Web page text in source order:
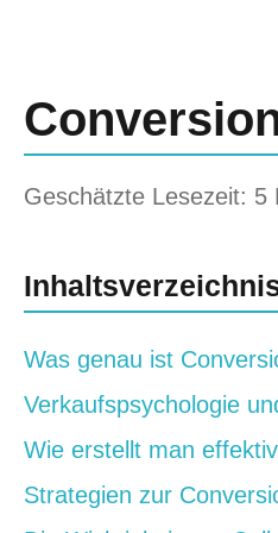
Geschätzte Lesezeit: 5
Was genau ist
Verkaufspsychologie
Wie erstellt man
Strategien zur